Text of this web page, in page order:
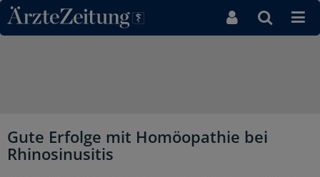
Direkt zum Inhaltsbereich
Gute Erfolge mit Homöopathie bei
Rhinosinusitis